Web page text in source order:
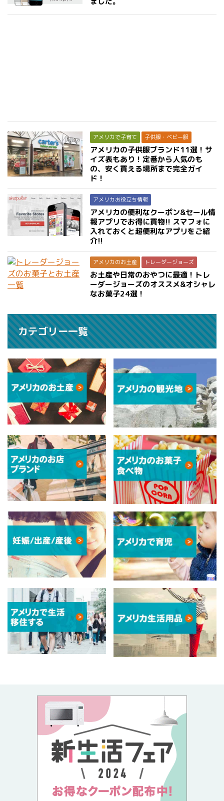
アメリカで子育て 子供服・ベビー服
アメリカの子供服ブランド11選！サ
イズ表もあり！定番から人気のも
の、安く買える場所まで完全ガイ
ド！
アメリカお役立ち情報
アメリカの便利なクーポン&セール情
報アプリでお得に買物!! スマフォに
入れておくと超便利なアプリをご紹
介!!
アメリカのお土産 トレーダージョーズ
お土産や日常のおやつに最適！トレ
ーダージョーズのオススメ&オシャレ
なお菓子24選！
カテゴリー一覧